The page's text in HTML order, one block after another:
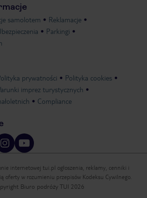
samolotem
Reklamacje
Parkingi
prywatności
Polityka cookies
imprez turystycznych
Compliance
internetowej tui.pl ogłoszenia, reklamy, cenniki i
oferty w rozumieniu przepisów Kodeksu Cywilnego.
Biuro podróży TUI 2026